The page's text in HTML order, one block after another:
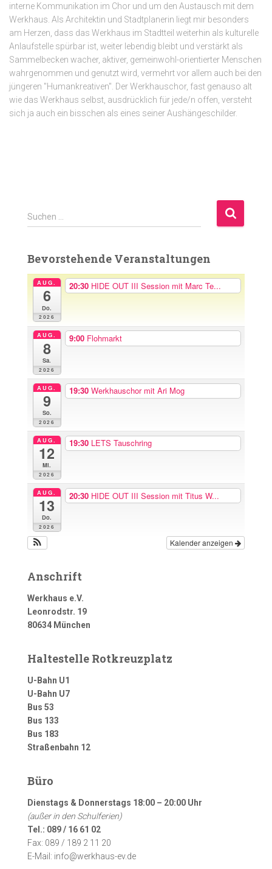
interne Kommunikation im Chor und um den Austausch mit dem
Werkhaus. Als Architektin und Stadtplanerin liegt mir besonders
am Herzen, dass das Werkhaus im Stadtteil weiterhin als kulturelle
Anlaufstelle spürbar ist, weiter lebendig bleibt und verstärkt als
Sammelbecken wacher, aktiver, gemeinwohl-orientierter Menschen
wahrgenommen und genutzt wird, vermehrt vor allem auch bei den
jüngeren "Humankreativen". Der Werkhauschor, fast genauso alt
wie das Werkhaus selbst, ausdrücklich für jede/n offen, versteht
sich ja auch ein bisschen als eines seiner Aushängeschilder.
S
u
e
Suchen …
Bevorstehende Veranstaltungen
AUG.
6
Do.
2026
20:30 HIDE OUT III Session mit Marc Te...
AUG.
8
Sa.
2026
9:00 Flohmarkt
AUG.
9
So.
2026
19:30 Werkhauschor mit Ari Mog
AUG.
12
Mi.
2026
19:30 LETS Tauschring
AUG.
13
Do.
2026
20:30 HIDE OUT III Session mit Titus W...
Kalender anzeigen
Anschrift
Werkhaus e.V.
Leonrodstr. 19
80634 München
Haltestelle Rotkreuzplatz
U-Bahn U1
U-Bahn U7
Bus 53
Bus 133
Bus 183
Straßenbahn 12
Büro
Dienstags & Donnerstags 18:00 – 20:00 Uhr
(außer in den Schulferien)
Tel.: 089 / 16 61 02
Fax: 089 / 189 2 11 20
E-Mail: info@werkhaus-ev.de